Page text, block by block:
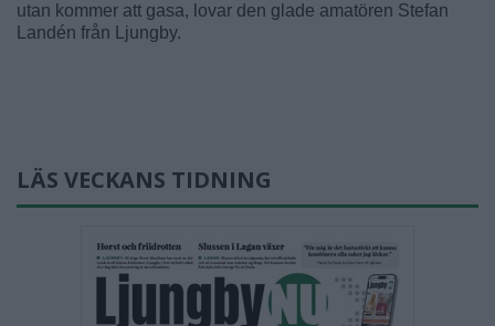
utan kommer att gasa, lovar den glade amatören Stefan
Landén från Ljungby.
LÄS VECKANS TIDNING